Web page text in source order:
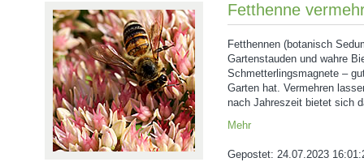
Fetthenne
Fetthennen (botanisch
Gartenstauden und wahre
Schmetterlingsmagnete –
Garten hat. Vermehren
nach Jahreszeit bietet sich
Mehr
Gepostet: 24.07.2023